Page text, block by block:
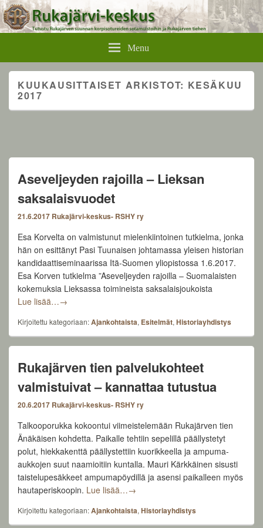
Rukajärvikeskus
Menu
KUUKAUSITTAISET ARKISTOT: KESÄKUU
2017
Aseveljeyden rajoilla – Lieksan
saksalaisvuodet
21.6.2017 Rukajärvi-keskus- RSHY ry
Esa Korvelta on valmistunut mielenkiintoinen tutkielma, jonka
hän on esittänyt Pasi Tuunaisen johtamassa yleisen historian
kandidaattiseminaarissa Itä-Suomen yliopistossa 1.6.2017.
Esa Korven tutkielma ”Aseveljeyden rajoilla – Suomalaisten
kokemuksia Lieksassa toimineista saksalaisjoukoista
Lue lisää…Aseveljeyden rajoilla – Lieksan saksalaisvuodet
→
Kirjoitettu kategoriaan:Ajankohtaista, Esitelmät, Historiayhdistys
Rukajärven tien palvelukohteet
valmistuivat – kannattaa tutustua
20.6.2017 Rukajärvi-keskus- RSHY ry
Talkooporukka kokoontui viimeistelemään Rukajärven tien
Änäkäisen kohdetta. Paikalle tehtiin sepelillä päällystetyt
polut, hiekkakenttä päällystettiin kuorikkeella ja ampuma-
aukkojen suut naamioitiin kuntalla. Mauri Kärkkäinen sisusti
taistelupesäkkeet ampumapöydillä ja asensi paikalleen myös
hautaperiskoopin. Lue lisää…Rukajärven tien palvelukohteet
→
Kirjoitettu kategoriaan:Ajankohtaista, Historiayhdistys